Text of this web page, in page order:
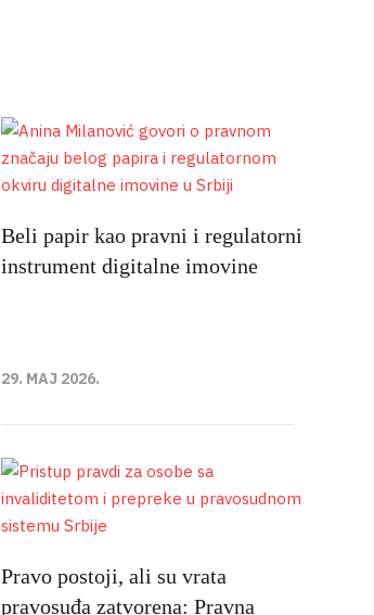
Beli papir kao pravni i regulatorni
instrument digitalne imovine
29. MAJ 2026.
Pravo postoji, ali su vrata
pravosuđa zatvorena: Pravna